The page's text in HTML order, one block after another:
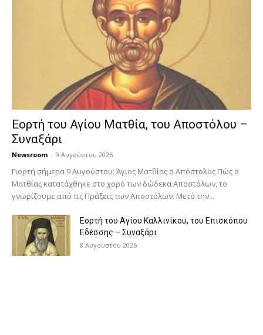
Εορτή του Αγίου Ματθία, του Αποστόλου –
Συναξάρι
Newsroom - 9 Αυγούστου 2026
Γιορτή σήμερα 9 Αυγούστου: Άγιος Ματθίας ο Απόστολος Πώς ο
Ματθίας κατατάχθηκε στο χορό των δώδεκα Αποστόλων, το
γνωρίζουμε από τις Πράξεις των Αποστόλων. Μετά την...
Εορτή του Αγίου Καλλινίκου, του Επισκόπου
Εδέσσης – Συναξάρι
8 Αυγούστου 2026